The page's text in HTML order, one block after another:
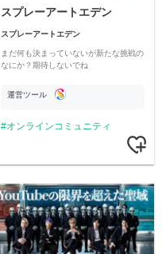
スプレーアートエデン
スプレーアートエデン
まだ何も決まっていないが新たな挑戦の
なにか？期待しないでね
運営ツール
オンラインコミュニティ